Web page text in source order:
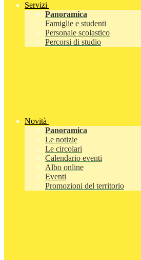
Servizi
Panoramica
Famiglie e studenti
Personale scolastico
Percorsi di studio
Novità
Panoramica
Le notizie
Le circolari
Calendario eventi
Albo online
Eventi
Promozioni del territorio